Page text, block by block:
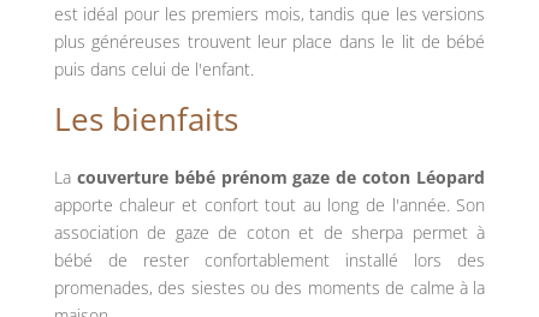
est idéal pour les premiers mois, tandis que les versions
plus généreuses trouvent leur place dans le lit de bébé
puis dans celui de l'enfant.
Les bienfaits
La couverture bébé prénom gaze de coton Léopard
apporte chaleur et confort tout au long de l'année. Son
association de gaze de coton et de sherpa permet à
bébé
de rester confortablement installé lors
des
promenades, des siestes ou des moments de calme à la